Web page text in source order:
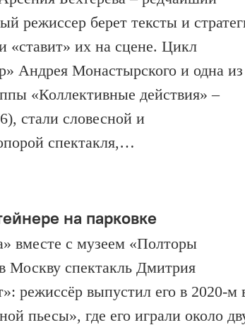
режиссер берет тексты и
«ставит» их на сцене. Цикл
Андрея Монастырского и одна из
«Коллективные действия» –
стали словесной и
спектакля,…
на парковке
вместе с музеем «Полторы
Москву спектакль Дмитрия
режиссёр выпустил его в 2020-м
пьесы», где его играли около